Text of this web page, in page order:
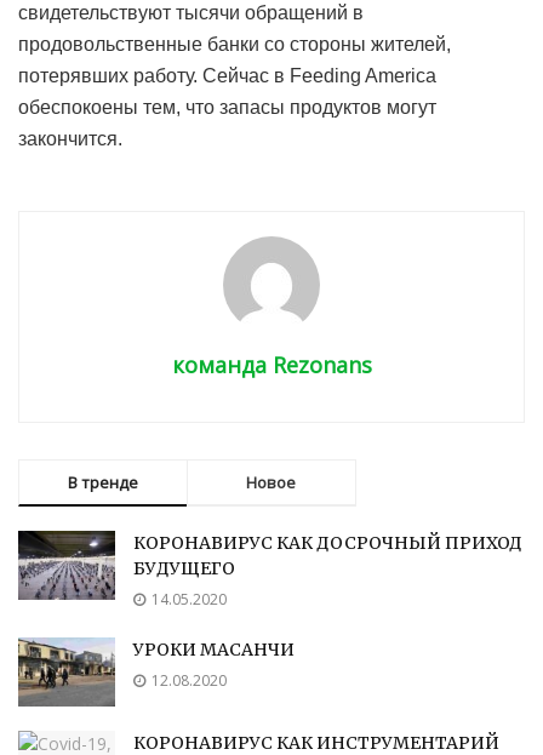
свидетельствуют тысячи обращений в
продовольственные банки со стороны жителей,
потерявших работу. Сейчас в Feeding America
обеспокоены тем, что запасы продуктов могут
закончится.
команда Rezonans
В тренде Новое
КОРОНАВИРУС КАК ДОСРОЧНЫЙ ПРИХОД
БУДУЩЕГО
14.05.2020
УРОКИ МАСАНЧИ
12.08.2020
КОРОНАВИРУС КАК ИНСТРУМЕНТАРИЙ